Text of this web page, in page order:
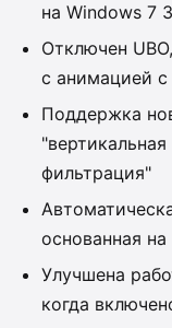
на Windows 7
Отключен
с анимацией
Поддержка
фильтрация"
основанная
Улучшена
когда